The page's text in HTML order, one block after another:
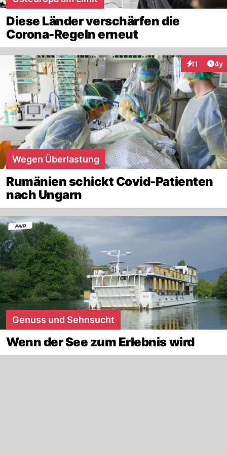
Diese Länder verschärfen die
Corona-Regeln erneut
11 4y
Wegen Überlastung
Rumänien schickt Covid-Patienten
nach Ungarn
Genuss und Sehnsucht
Wenn der See zum Erlebnis wird